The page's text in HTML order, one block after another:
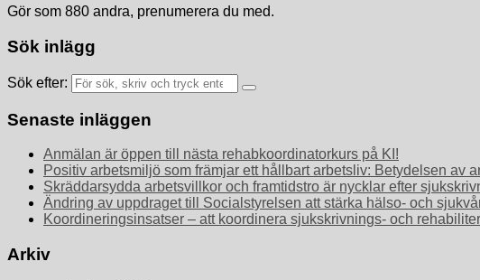
Gör som 880 andra, prenumerera du med.
Sök inlägg
Sök efter:
Senaste inläggen
Anmälan är öppen till nästa rehabkoordinatorkurs på KI!
Positiv arbetsmiljö som främjar ett hållbart arbetsliv: Betydelsen
Skräddarsydda arbetsvillkor och framtidstro är nycklar efter
Ändring av uppdraget till Socialstyrelsen att stärka hälso- och
Koordineringsinsatser – att koordinera sjukskrivnings- och
Arkiv